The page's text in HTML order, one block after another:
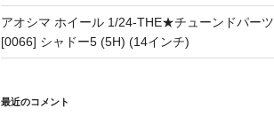
アオシマ ホイール 1/24-THE★チューンドパーツ
[0066] シャドー5 (5H) (14インチ)
最近のコメント